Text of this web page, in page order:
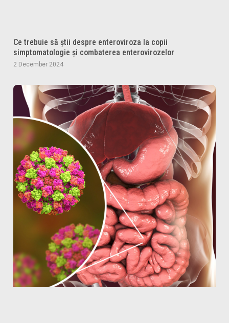
Ce trebuie să știi despre enteroviroza la copii
simptomatologie și combaterea enterovirozelor
2 December 2024